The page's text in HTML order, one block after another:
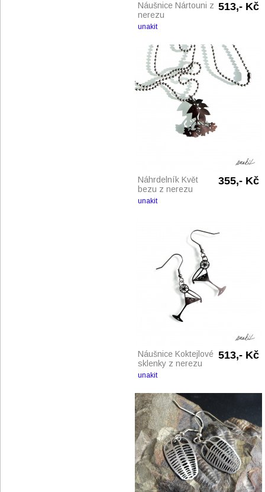
Náušnice Nártouni z
nerezu
513,- Kč
unakit
Náhrdelník Květ
bezu z nerezu
355,- Kč
unakit
Náušnice Koktejlové
sklenky z nerezu
513,- Kč
unakit